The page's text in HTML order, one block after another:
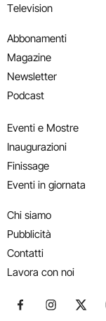
Television
Abbonamenti
Magazine
Newsletter
Podcast
Eventi e Mostre
Inaugurazioni
Finissage
Eventi in giornata
Chi siamo
Pubblicità
Contatti
Lavora con noi
Seguici suSeguici su